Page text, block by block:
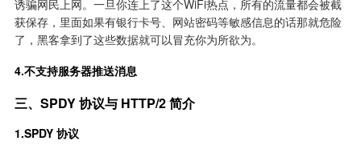
诱骗网民上网。一旦你连上了这个WiFi热点，所有的流量都会被截
获保存，里面如果有银行卡号、网站密码等敏感信息的话那就危险
了，黑客拿到了这些数据就可以冒充你为所欲为。
4.不支持服务器推送消息
三、SPDY 协议与 HTTP/2 简介
1.SPDY 协议